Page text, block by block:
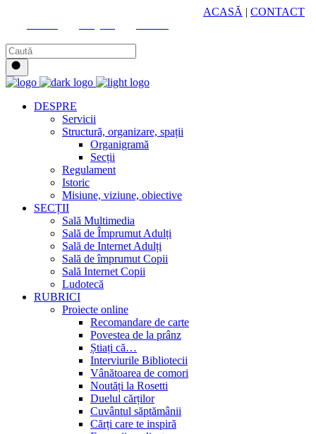
ACASĂ | CONTACT
DESPRE
Servicii
Structură, organizare, spații
Organigramă
Secții
Regulament
Istoric
Misiune, viziune, obiective
SECȚII
Sală Multimedia
Sală de Împrumut Adulți
Sală de Internet Adulți
Sală de împrumut Copii
Sală Internet Copii
Ludotecă
RUBRICI
Proiecte online
Recomandare de carte
Povestea de la prânz
Știați că…
Interviurile Bibliotecii
Vânătoarea de comori
Noutăți la Rosetti
Duelul cărților
Cuvântul săptămânii
Cărți care te inspiră